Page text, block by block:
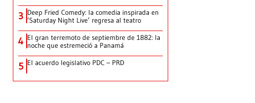
3 Deep Fried Comedy: la comedia inspirada en
‘Saturday Night Live’ regresa al teatro
4 El gran terremoto de septiembre de 1882: la
noche que estremeció a Panamá
5 El acuerdo legislativo PDC – PRD